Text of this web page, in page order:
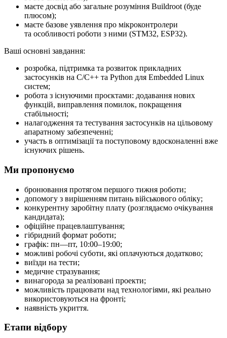
маєте досвід або загальне розуміння Buildroot (буде
плюсом);
маєте базове уявлення про мікроконтролери
та особливості роботи з ними (STM32, ESP32).
Ваші основні завдання:
розробка, підтримка та розвиток прикладних
застосунків на C/C++ та Python для Embedded Linux
систем;
робота з існуючими проєктами: додавання нових
функцій, виправлення помилок, покращення
стабільності;
налагодження та тестування застосунків на цільовому
апаратному забезпеченні;
участь в оптимізації та поступовому вдосконаленні вже
існуючих рішень.
Ми пропонуємо
бронювання протягом першого тижня роботи;
допомогу з вирішенням питань військового обліку;
конкурентну заробітну плату (розглядаємо очікування
кандидата);
офіційне працевлаштування;
гібридний формат роботи;
графік: пн—пт, 10:00–19:00;
можливі робочі суботи, які оплачуються додатково;
виїзди на тести;
медичне стразування;
винагорода за реалізовані проекти;
можливість працювати над технологіями, які реально
використовуються на фронті;
наявність укриття.
Етапи відбору